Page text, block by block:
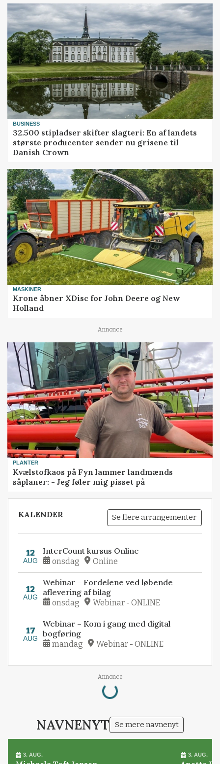
BUSINESS
32.500 stipladser skifter slagteri: En af landets
største producenter sender nu grisene til
Danish Crown
MASKINER
Krone åbner XDisc for John Deere og New
Holland
Annonce
PLANTER
Kvælstofkaos på Fyn lammer landmænds
såplaner: - Jeg føler mig pisset på
KALENDER Se flere arrangementer
12
AUG
InterCount kursus Online
onsdag Online
12
AUG
Webinar – Fordelene ved løbende
aflevering af bilag
onsdag Webinar - ONLINE
17
AUG
Webinar – Kom i gang med digital
bogføring
mandag Webinar - ONLINE
Annonce
Loading...
NAVNENYT Se mere navnenyt
3. AUG. 3. AUG.